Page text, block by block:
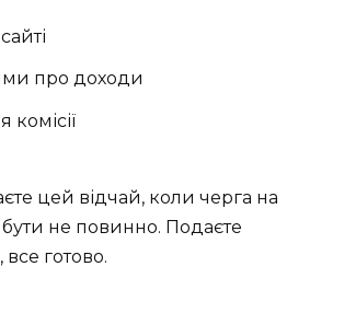
про доходи
цей відчай, коли черга на
бути не повинно. Подаєте
все готово.